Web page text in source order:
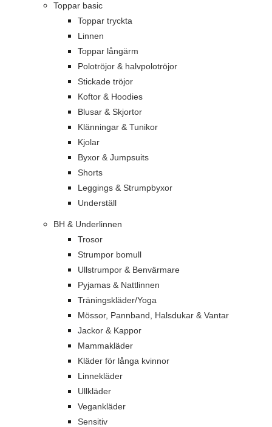
Toppar basic
Toppar tryckta
Linnen
Toppar långärm
Polotröjor & halvpolotröjor
Stickade tröjor
Koftor & Hoodies
Blusar & Skjortor
Klänningar & Tunikor
Kjolar
Byxor & Jumpsuits
Shorts
Leggings & Strumpbyxor
Underställ
BH & Underlinnen
Trosor
Strumpor bomull
Ullstrumpor & Benvärmare
Pyjamas & Nattlinnen
Träningskläder/Yoga
Mössor, Pannband, Halsdukar & Vantar
Jackor & Kappor
Mammakläder
Kläder för långa kvinnor
Linnekläder
Ullkläder
Vegankläder
Sensitiv